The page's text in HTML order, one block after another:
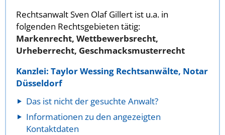
Rechtsanwalt Sven Olaf Gillert ist u.a. in
folgenden Rechtsgebieten tätig:
Markenrecht, Wettbewerbsrecht,
Urheberrecht, Geschmacksmusterrecht
Kanzlei: Taylor Wessing Rechtsanwälte, Notar
Düsseldorf
Das ist nicht der gesuchte Anwalt?
Informationen zu den angezeigten
Kontaktdaten